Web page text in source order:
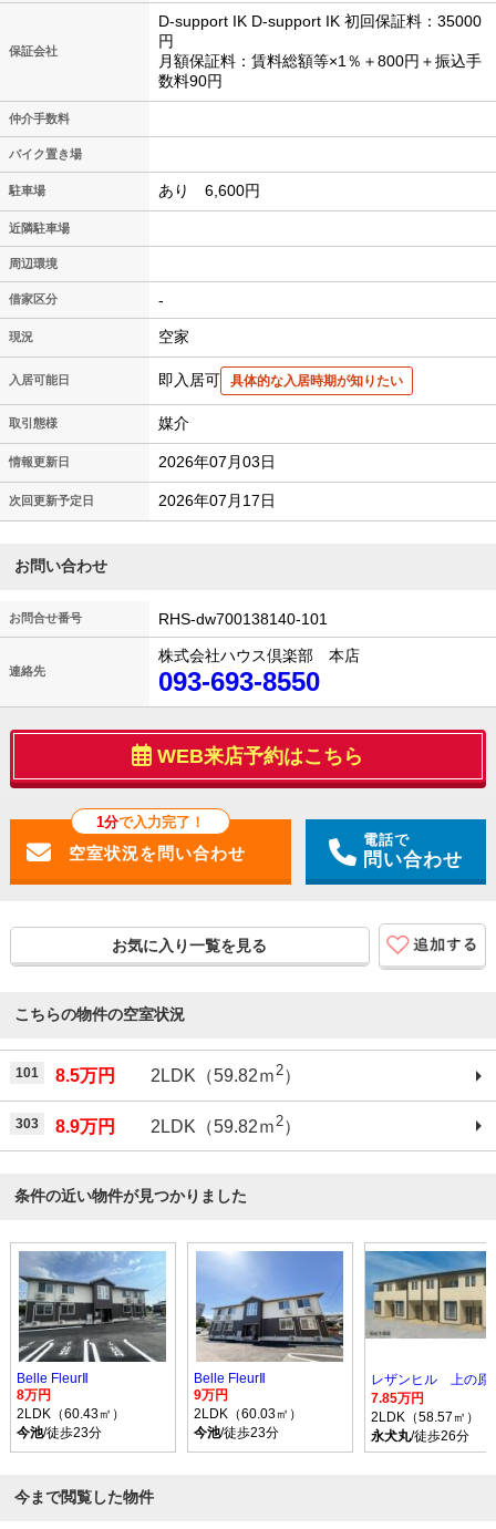
保証会社
D-support IK D-support IK 初回保証料：35000
円
月額保証料：賃料総額等×1％＋800円＋振込手
数料90円
仲介手数料
バイク置き場
駐車場 あり 6,600円
近隣駐車場
周辺環境
借家区分 -
現況 空家
入居可能日 即入居可 具体的な入居時期が知りたい
取引態様 媒介
情報更新日 2026年07月03日
次回更新予定日 2026年07月17日
お問い合わせ
お問合せ番号 RHS-dw700138140-101
連絡先
株式会社ハウス倶楽部 本店
093-693-8550
WEB来店予約はこちら
1分で入力完了！
電話で
問い合わせ
お気に入り一覧を見る
こちらの物件の空室状況
101 8.5万円 2LDK（59.82ｍ2）
303 8.9万円 2LDK（59.82ｍ 2）
条件の近い物件が見つかりました
Belle FleurⅡ
8万円
2LDK（60.43㎡）
今池/徒歩23分
Belle FleurⅡ
9万円
2LDK（60.03㎡）
今池/徒歩23分
レザンヒル 上の原
7.85万円
2LDK（58.57㎡）
永犬丸/徒歩26分
今まで閲覧した物件